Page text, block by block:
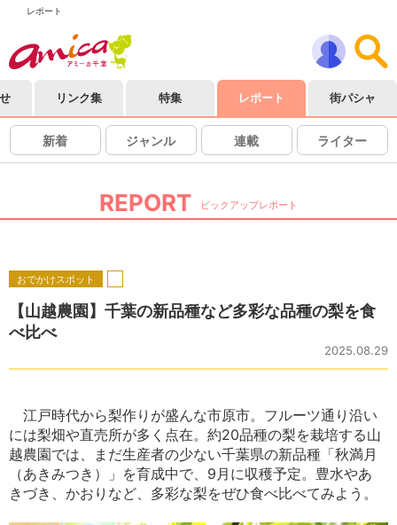
レポート
リンク集 特集 レポート 街パシャ
新着 ジャンル 連載 ライター
REPORT ピックアップレポート
おでかけスポット
【山越農園】千葉の新品種など多彩な品種の梨を食
べ比べ
2025.08.29
江戸時代から梨作りが盛んな市原市。フルーツ通り沿い
には梨畑や直売所が多く点在。約20品種の梨を栽培する山
越農園では、まだ生産者の少ない千葉県の新品種「秋満月
（あきみつき）」を育成中で、9月に収穫予定。豊水やあ
きづき、かおりなど、多彩な梨をぜひ食べ比べてみよう。